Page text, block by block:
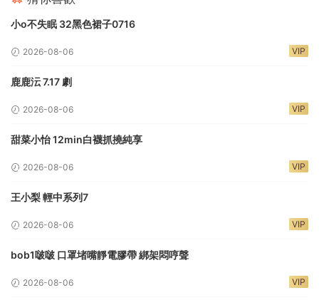
小o不失眠 32黑色裙子0716
2026-08-06 VIP
鹿鹿沄 7.17 劇
2026-08-06 VIP
甜菜小怡 12min白襪抓撓純享
2026-08-06 VIP
王小梨 輕中系列7
2026-08-06 VIP
bob1啵啵 口罩堵嘴靜電膠帶 綁架悶哼聲
2026-08-06 VIP